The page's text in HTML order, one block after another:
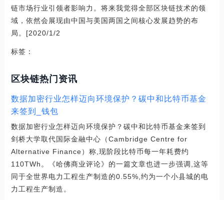
链市场行业引领者影响力。将来我觉得全部区块链技术的领
域，依然会展现由中国与美国两国之间核心发展趋势的布
局。[2020/1/2
标签：
区块链热门资讯
数据加密行业怎样迈向环境保护？碳中和比特币基金
来签到_钱包
数据加密行业怎样迈向环境保护？碳中和比特币基金来签到
剑桥大学取代国际金融中心（Cambridge Centre for
Alternative Finance）称,现阶段比特币每一年耗费约
110TWh。《哈佛商业评论》的一篇文章也进一步强调,这等
同于全世界电力工程生产制造的0.55%,约为一个小县城的电
力工程生产制造。